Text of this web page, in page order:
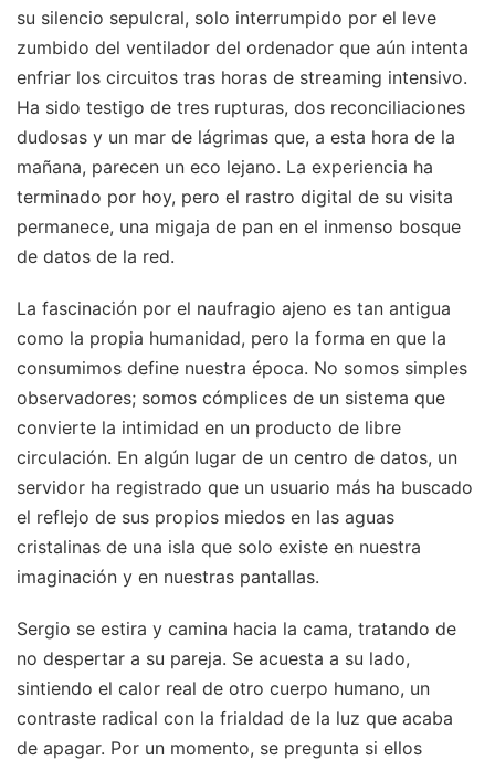
su silencio sepulcral, solo interrumpido por el leve
zumbido del ventilador del ordenador que aún intenta
enfriar los circuitos tras horas de streaming intensivo.
Ha sido testigo de tres rupturas, dos reconciliaciones
dudosas y un mar de lágrimas que, a esta hora de la
mañana, parecen un eco lejano. La experiencia ha
terminado por hoy, pero el rastro digital de su visita
permanece, una migaja de pan en el inmenso bosque
de datos de la red.
La fascinación por el naufragio ajeno es tan antigua
como la propia humanidad, pero la forma en que la
consumimos define nuestra época. No somos simples
observadores; somos cómplices de un sistema que
convierte la intimidad en un producto de libre
circulación. En algún lugar de un centro de datos, un
servidor ha registrado que un usuario más ha buscado
el reflejo de sus propios miedos en las aguas
cristalinas de una isla que solo existe en nuestra
imaginación y en nuestras pantallas.
Sergio se estira y camina hacia la cama, tratando de
no despertar a su pareja. Se acuesta a su lado,
sintiendo el calor real de otro cuerpo humano, un
contraste radical con la frialdad de la luz que acaba
de apagar. Por un momento, se pregunta si ellos